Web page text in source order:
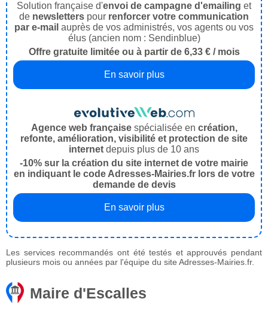
Solution française d'envoi de campagne d'emailing et
de newsletters pour renforcer votre communication
par e-mail auprès de vos administrés, vos agents ou vos
élus (ancien nom : Sendinblue)
Offre gratuite limitée ou à partir de 6,33 € / mois
En savoir plus
Agence web françaisespécialisée en création,
refonte, amélioration, visibilité et protection de site
internet depuis plus de 10 ans
-10% sur la création du site internet de votre mairie
en indiquant le code Adresses-Mairies.fr lors de votre
demande de devis
En savoir plus
Les services recommandés ont été testés et approuvés pendant
plusieurs mois ou années par l'équipe du site Adresses-Mairies.fr.
Maire d'Escalles